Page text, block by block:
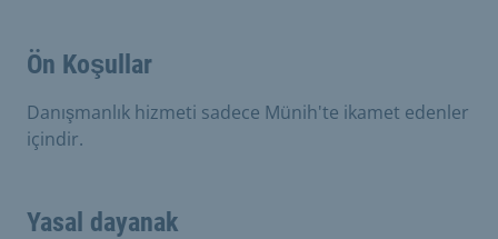
Ön Koşullar
Danışmanlık hizmeti sadece Münih'te ikamet edenler
içindir.
Yasal dayanak